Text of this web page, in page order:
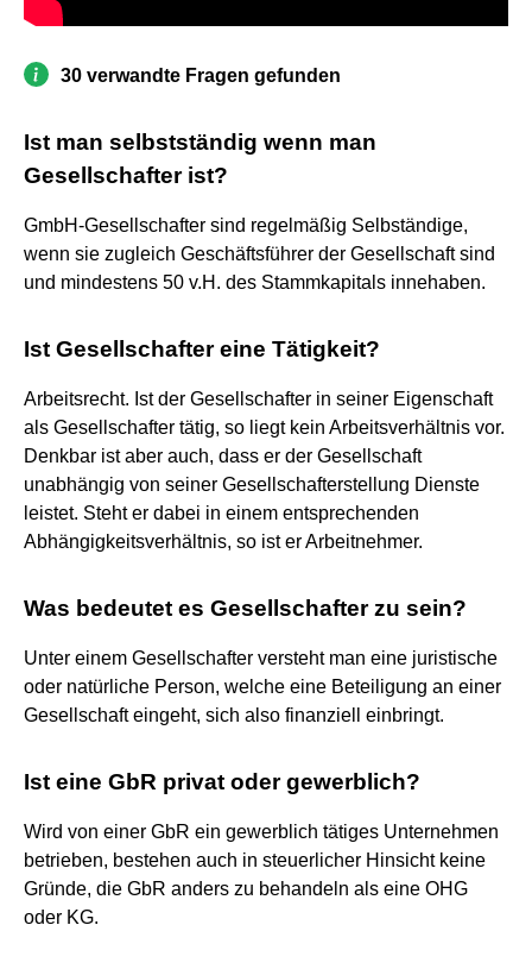
30 verwandte Fragen gefunden
Ist man selbstständig wenn man
Gesellschafter ist?
GmbH-Gesellschafter sind regelmäßig Selbständige,
wenn sie zugleich Geschäftsführer der Gesellschaft sind
und mindestens 50 v.H. des Stammkapitals innehaben.
Ist Gesellschafter eine Tätigkeit?
Arbeitsrecht. Ist der Gesellschafter in seiner Eigenschaft
als Gesellschafter tätig, so liegt kein Arbeitsverhältnis vor.
Denkbar ist aber auch, dass er der Gesellschaft
unabhängig von seiner Gesellschafterstellung Dienste
leistet. Steht er dabei in einem entsprechenden
Abhängigkeitsverhältnis, so ist er Arbeitnehmer.
Was bedeutet es Gesellschafter zu sein?
Unter einem Gesellschafter versteht man eine juristische
oder natürliche Person, welche eine Beteiligung an einer
Gesellschaft eingeht, sich also finanziell einbringt.
Ist eine GbR privat oder gewerblich?
Wird von einer GbR ein gewerblich tätiges Unternehmen
betrieben, bestehen auch in steuerlicher Hinsicht keine
Gründe, die GbR anders zu behandeln als eine OHG
oder KG.